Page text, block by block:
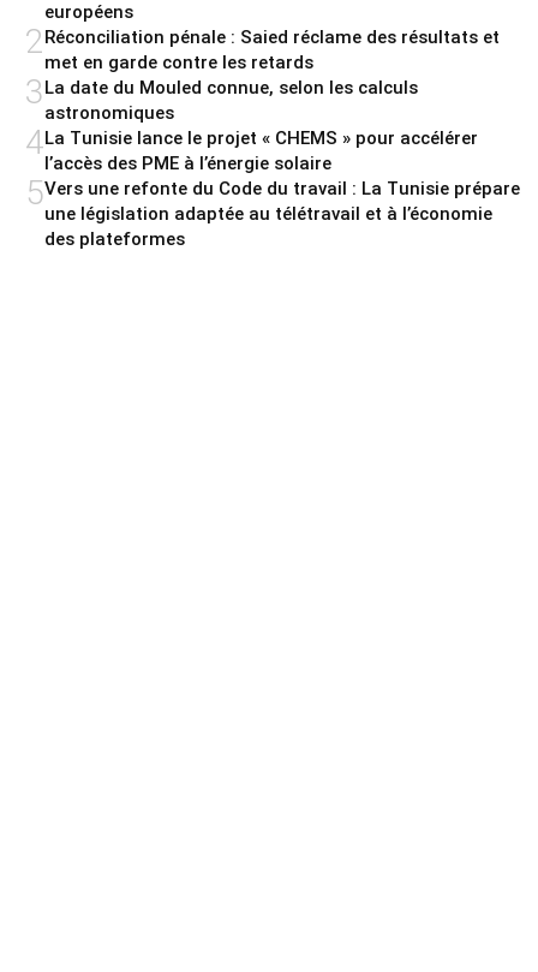
européens
2Réconciliation pénale : Saied réclame des résultats et
met en garde contre les retards
3La date du Mouled connue, selon les calculs
astronomiques
4La Tunisie lance le projet « CHEMS » pour accélérer
l’accès des PME à l’énergie solaire
5Vers une refonte du Code du travail : La Tunisie prépare
une législation adaptée au télétravail et à l’économie
des plateformes